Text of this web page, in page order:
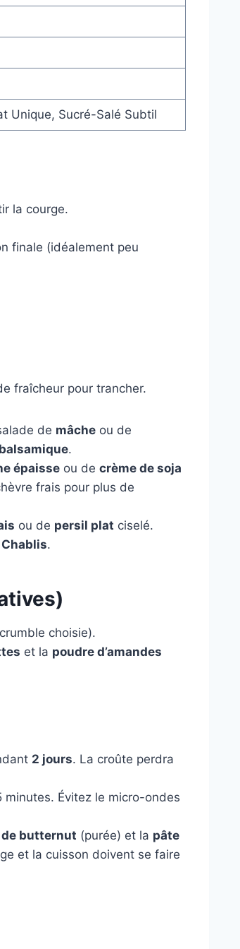
Unique, Sucré-Salé Subtil
la courge.
finale (idéalement peu
fraîcheur pour trancher.
de mâche ou de
.
épaisse ou de crème de soja
frais pour plus de
ou de persil plat ciselé.
Chablis.
choisie).
et la poudre d’amandes
2 jours. La croûte perdra
minutes. Évitez le micro-ondes
butternut (purée) et la pâte
et la cuisson doivent se faire